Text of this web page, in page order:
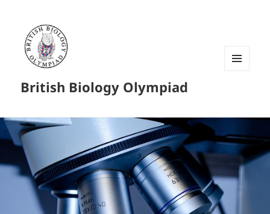
British Biology Olympiad